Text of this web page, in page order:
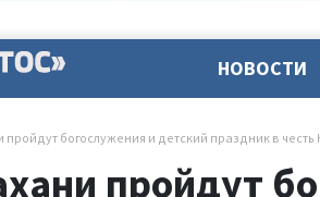
НОВОСТИ
пройдут богослужения и детский праздник в
пройдут